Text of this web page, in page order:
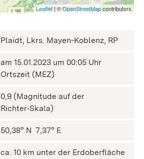
Leaflet| ©OpenStreetMapcontributors
Plaidt, Lkrs. Mayen-Koblenz, RP
am 15.01.2023 um 00:05 Uhr
Ortszeit (MEZ)
0,9 (Magnitude auf der
Richter‑Skala)
50,38° N ㅤ 7,37° E
ca. 10 km unter der Erdoberfläche